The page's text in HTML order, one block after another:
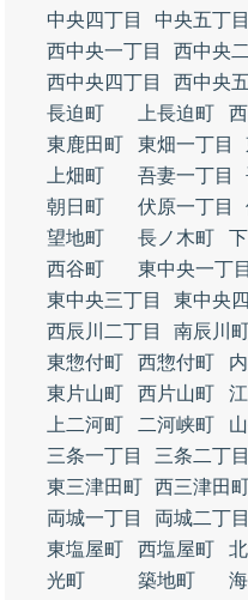
中央四丁目
中央五丁目
西中央一丁目
西中央
西中央四丁目
西中央
長迫町
上長迫町
東鹿田町
東畑一丁目
上畑町
吾妻一丁目
朝日町
伏原一丁目
望地町
長ノ木町
西谷町
東中央一丁目
東中央三丁目
東中央
西辰川二丁目
南辰川
東惣付町
西惣付町
東片山町
西片山町
上二河町
二河峡町
三条一丁目
三条二丁目
東三津田町 西三津田
両城一丁目
両城二丁目
東塩屋町
西塩屋町
光町
築地町